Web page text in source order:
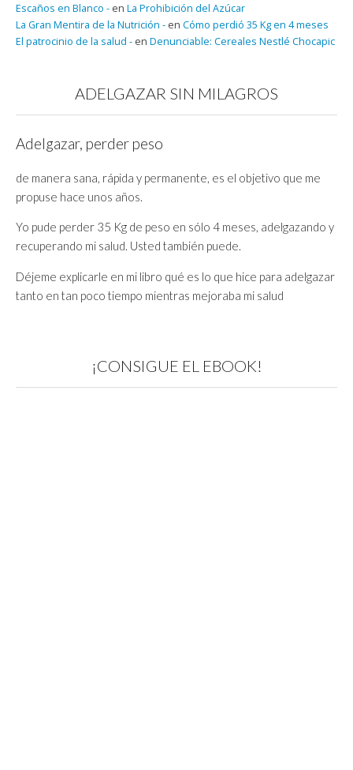
Escaños en Blanco - en La Prohibición del Azúcar
La Gran Mentira de la Nutrición - en Cómo perdió 35 Kg en 4 meses
El patrocinio de la salud - en Denunciable: Cereales Nestlé Chocapic
ADELGAZAR SIN MILAGROS
Adelgazar, perder peso
de manera sana, rápida y permanente, es el objetivo que me
propuse hace unos años.
Yo pude perder 35 Kg de peso en sólo 4 meses, adelgazando y
recuperando mi salud. Usted también puede.
Déjeme explicarle en mi libro qué es lo que hice para adelgazar
tanto en tan poco tiempo mientras mejoraba mi salud
¡CONSIGUE EL EBOOK!